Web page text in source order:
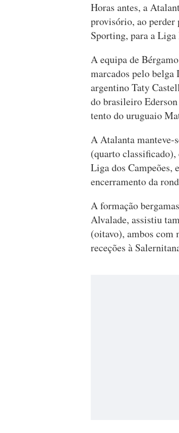
Horas antes, a
provisório, ao perder
Sporting, para a Liga
A equipa de
marcados pelo
argentino Taty
do brasileiro
tento do uruguaio
A Atalanta manteve-
(quarto
Liga dos Campeões,
encerramento da
A formação
Alvalade, assistiu
(oitavo), ambos com
receções à